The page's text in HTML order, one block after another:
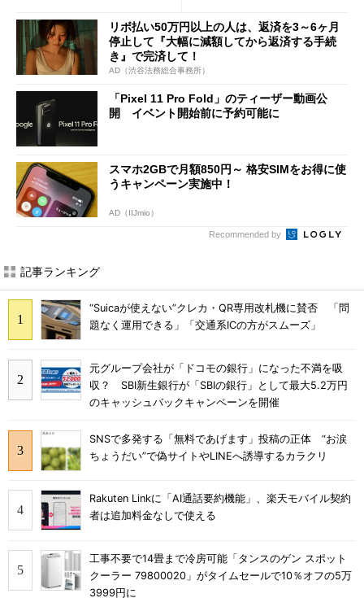
リボ払い50万円以上の人は、返済を3～6ヶ月
停止して『大幅に減額してから返済する手続
き』で完済して！
AD（渋谷法務総合事務所）
「Pixel 11 Pro Fold」のティーザー動画公
開 イベント開始前に予約可能に
スマホ2GBで月額850円～ 格安SIMをお得に使
うキャンペーン実施中！
AD（IIJmio）
Recommended by
記事ランキング
“Suicaが使えない”クレカ・QR専用改札機に賛否 「問
題なく運用できる」「交通系ICの方がスムーズ」
元グループ会社が「ドコモの銀行」になった不満を吸
収？ SBI新生銀行が「SBIの銀行」として最大5.2万円
のキャッシュバックキャンペーンを開催
SNSで多発する「無料であげます」投稿の正体 “お涙
ちょうだい”で偽サイトやLINEへ誘導するカラクリ
Rakuten Linkに「AI通話要約機能」、楽天モバイル契約
者は追加料金なしで使える
工事不要で14畳まで冷房可能「タンスのゲン スポット
クーラー 79800020」がタイムセールで10％オフの5万
3999円に